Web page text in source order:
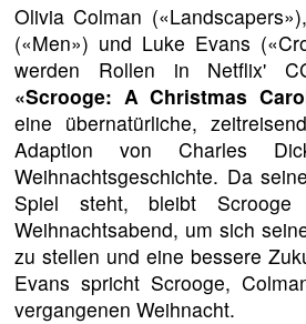
Olivia Colman
(«Men») und Luke Evans
werden Rollen in Netflix'
«Scrooge: A Christmas
eine übernatürliche,
Adaption von Charles
Weihnachtsgeschichte. Da
Spiel steht, bleibt
Weihnachtsabend, um sich
zu stellen und eine bessere
Evans spricht Scrooge,
vergangenen Weihnacht.